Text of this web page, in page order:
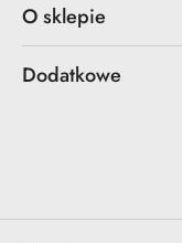
O sklepie
Dodatkowe